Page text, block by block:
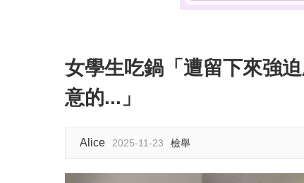
女學生吃鍋「遭留下來強
意的...」
Alice 2025-11-23 檢舉